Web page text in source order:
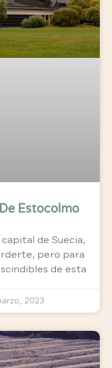
Estocolmo
de Suecia,
pero para
de esta
2023